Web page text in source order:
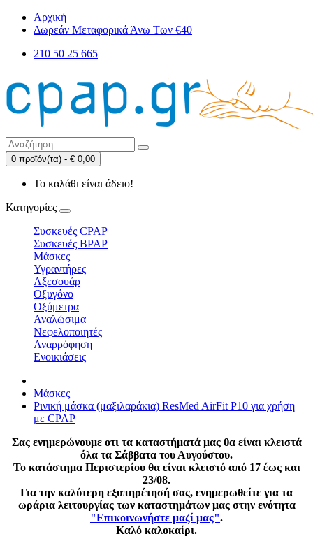
Αρχική
Δωρεάν Μεταφορικά Άνω Των €40
210 50 25 665
0 προϊόν(τα) - € 0,00
Το καλάθι είναι άδειο!
Κατηγορίες
Συσκευές CPAP
Συσκευές BPAP
Μάσκες
Υγραντήρες
Αξεσουάρ
Οξυγόνο
Οξύμετρα
Αναλώσιμα
Νεφελοποιητές
Αναρρόφηση
Ενοικιάσεις
Μάσκες
Ρινική μάσκα (μαξιλαράκια) ResMed AirFit P10 για χρήση
με CPAP
Σας ενημερώνουμε οτι τα καταστήματά μας θα είναι κλειστά
όλα τα Σάββατα του Αυγούστου.
Το κατάστημα Περιστερίου θα είναι κλειστό από 17 έως και
23/08.
Για την καλύτερη εξυπηρέτησή σας, ενημερωθείτε για τα
ωράρια λειτουργίας των καταστημάτων μας στην ενότητα
"Επικοινωνήστε μαζί μας".
Καλό καλοκαίρι.